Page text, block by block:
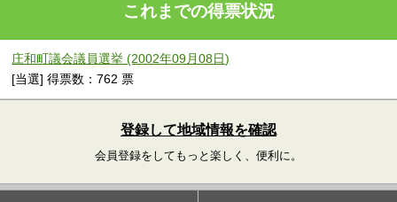
これまでの得票状況
庄和町議会議員選挙 (2002年09月08日)
[当選] 得票数：762 票
登録して地域情報を確認
会員登録をしてもっと楽しく、便利に。